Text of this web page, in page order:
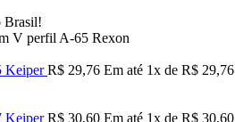
Brasil!
V perfil A-65 Rexon
KeiperR$ 29,76 Em até 1x de R$ 29,76
KeiperR$ 30,60 Em até 1x de R$ 30,60